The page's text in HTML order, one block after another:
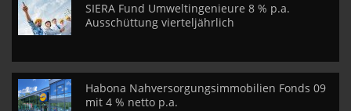
SIERA Fund Umweltingenieure 8 % p.a.
Ausschüttung vierteljährlich
Habona Nahversorgungsimmobilien Fonds 09
mit 4 % netto p.a.